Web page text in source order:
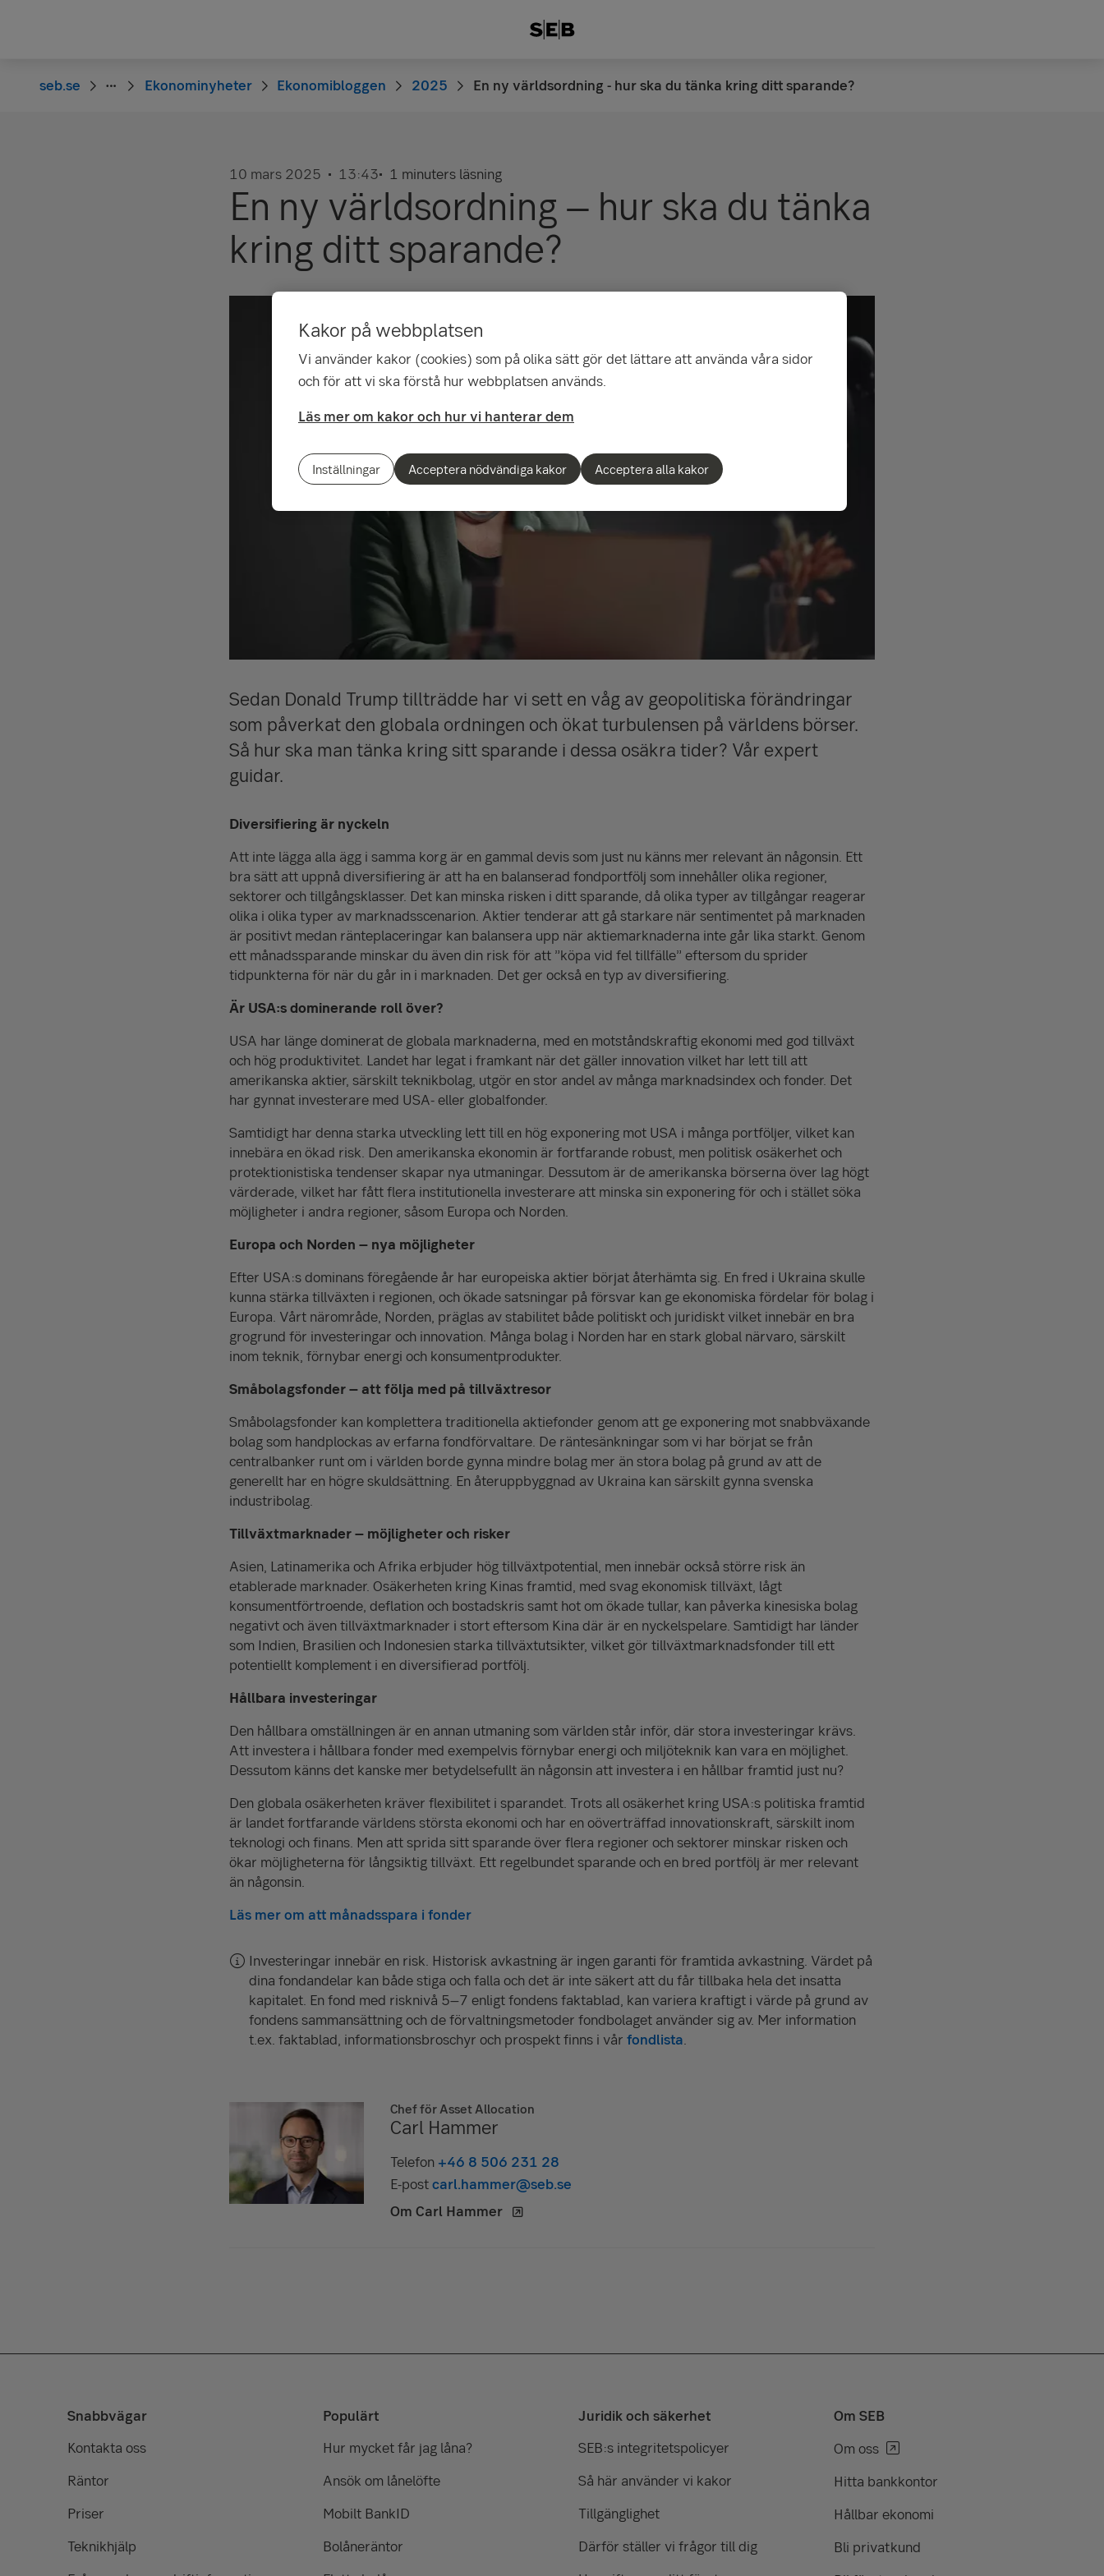
seb.se Ekonominyheter Ekonomibloggen 2025 En ny världsordning - hur ska du tänka kring ditt sparande?
10 mars 2025 13:43 1 minuters läsning
En ny världsordning – hur ska du tänka
kring ditt sparande?
Sedan Donald Trump tillträdde har vi sett en våg av geopolitiska förändringar
som påverkat den globala ordningen och ökat turbulensen på världens börser.
Så hur ska man tänka kring sitt sparande i dessa osäkra tider? Vår expert
guidar.
Diversifiering är nyckeln
Att inte lägga alla ägg i samma korg är en gammal devis som just nu känns mer relevant än någonsin. Ett
bra sätt att uppnå diversifiering är att ha en balanserad fondportfölj som innehåller olika regioner,
sektorer och tillgångsklasser. Det kan minska risken i ditt sparande, då olika typer av tillgångar reagerar
olika i olika typer av marknadsscenarion. Aktier tenderar att gå starkare när sentimentet på marknaden
är positivt medan ränteplaceringar kan balansera upp när aktiemarknaderna inte går lika starkt. Genom
ett månadssparande minskar du även din risk för att ”köpa vid fel tillfälle” eftersom du sprider
tidpunkterna för när du går in i marknaden. Det ger också en typ av diversifiering.
Är USA:s dominerande roll över?
USA har länge dominerat de globala marknaderna, med en motståndskraftig ekonomi med god tillväxt
och hög produktivitet. Landet har legat i framkant när det gäller innovation vilket har lett till att
amerikanska aktier, särskilt teknikbolag, utgör en stor andel av många marknadsindex och fonder. Det
har gynnat investerare med USA- eller globalfonder.
Samtidigt har denna starka utveckling lett till en hög exponering mot USA i många portföljer, vilket kan
innebära en ökad risk. Den amerikanska ekonomin är fortfarande robust, men politisk osäkerhet och
protektionistiska tendenser skapar nya utmaningar. Dessutom är de amerikanska börserna över lag högt
värderade, vilket har fått flera institutionella investerare att minska sin exponering för och i stället söka
möjligheter i andra regioner, såsom Europa och Norden.
Europa och Norden – nya möjligheter
Efter USA:s dominans föregående år har europeiska aktier börjat återhämta sig. En fred i Ukraina skulle
kunna stärka tillväxten i regionen, och ökade satsningar på försvar kan ge ekonomiska fördelar för bolag i
Europa. Vårt närområde, Norden, präglas av stabilitet både politiskt och juridiskt vilket innebär en bra
grogrund för investeringar och innovation. Många bolag i Norden har en stark global närvaro, särskilt
inom teknik, förnybar energi och konsumentprodukter.
Småbolagsfonder – att följa med på tillväxtresor
Småbolagsfonder kan komplettera traditionella aktiefonder genom att ge exponering mot snabbväxande
bolag som handplockas av erfarna fondförvaltare. De räntesänkningar som vi har börjat se från
centralbanker runt om i världen borde gynna mindre bolag mer än stora bolag på grund av att de
generellt har en högre skuldsättning. En återuppbyggnad av Ukraina kan särskilt gynna svenska
industribolag.
Tillväxtmarknader – möjligheter och risker
Asien, Latinamerika och Afrika erbjuder hög tillväxtpotential, men innebär också större risk än
etablerade marknader. Osäkerheten kring Kinas framtid, med svag ekonomisk tillväxt, lågt
konsumentförtroende, deflation och bostadskris samt hot om ökade tullar, kan påverka kinesiska bolag
negativt och även tillväxtmarknader i stort eftersom Kina där är en nyckelspelare. Samtidigt har länder
som Indien, Brasilien och Indonesien starka tillväxtutsikter, vilket gör tillväxtmarknadsfonder till ett
potentiellt komplement i en diversifierad portfölj.
Hållbara investeringar
Den hållbara omställningen är en annan utmaning som världen står inför, där stora investeringar krävs.
Att investera i hållbara fonder med exempelvis förnybar energi och miljöteknik kan vara en möjlighet.
Dessutom känns det kanske mer betydelsefullt än någonsin att investera i en hållbar framtid just nu?
Den globala osäkerheten kräver flexibilitet i sparandet. Trots all osäkerhet kring USA:s politiska framtid
är landet fortfarande världens största ekonomi och har en oöverträffad innovationskraft, särskilt inom
teknologi och finans. Men att sprida sitt sparande över flera regioner och sektorer minskar risken och
ökar möjligheterna för långsiktig tillväxt. Ett regelbundet sparande och en bred portfölj är mer relevant
än någonsin.
Läs mer om att månadsspara i fonder
Investeringar innebär en risk. Historisk avkastning är ingen garanti för framtida avkastning. Värdet på
dina fondandelar kan både stiga och falla och det är inte säkert att du får tillbaka hela det insatta
kapitalet. En fond med risknivå 5–7 enligt fondens faktablad, kan variera kraftigt i värde på grund av
fondens sammansättning och de förvaltningsmetoder fondbolaget använder sig av. Mer information
t.ex. faktablad, informationsbroschyr och prospekt finns i vår fondlista.
Chef för Asset Allocation
Carl Hammer
Telefon +46 8 506 231 28
E-postcarl.hammer@seb.se
Om Carl Hammer
Snabbvägar
Kontakta oss
Räntor
Priser
Teknikhjälp
Populärt
Hur mycket får jag låna?
Ansök om lånelöfte
Mobilt BankID
Bolåneräntor
Juridik och säkerhet
SEB:s integritetspolicyer
Så här använder vi kakor
Tillgänglighet
Därför ställer vi frågor till dig
Om SEB
Om oss
Hitta bankkontor
Hållbar ekonomi
Bli privatkund
Kakor på webbplatsen
Vi använder kakor (cookies) som på olika sätt gör det lättare att använda våra sidor
och för att vi ska förstå hur webbplatsen används.
Läs mer om kakor och hur vi hanterar dem
Inställningar Acceptera nödvändiga kakor Acceptera alla kakor